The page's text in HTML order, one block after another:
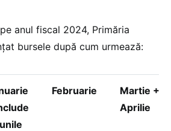
anul fiscal 2024, Primăria
bursele după cum urmează:
Februarie
Martie +
Aprilie